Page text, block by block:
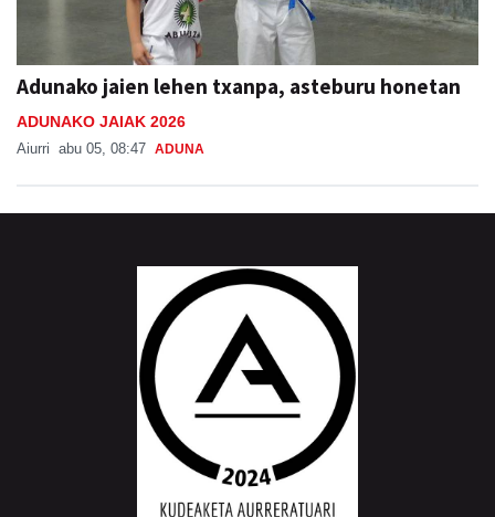
Adunako jaien lehen txanpa, asteburu honetan
ADUNAKO JAIAK 2026
Aiurri abu 05, 08:47 ADUNA